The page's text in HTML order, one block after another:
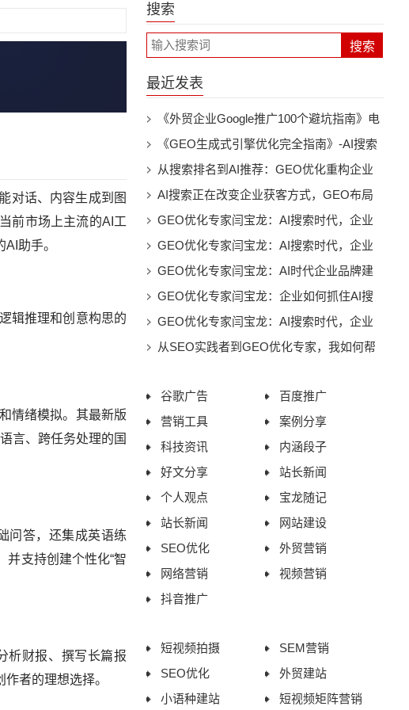
对话、内容生成到图
前市场上主流的AI工
助手。
辑推理和创意构思的
情绪模拟。其最新版
言、跨任务处理的国
问答，还集成英语练
并支持创建个性化“智
析财报、撰写长篇报
者的理想选择。
搜索
最近发表
《外贸企业Google推广100个避坑指南》电
子书下载
《GEO生成式引擎优化完全指南》-AI搜索
时代的品牌曝光与流量增长实战电子书下载
从搜索排名到AI推荐：GEO优化重构企业
数字营销新未来
AI搜索正在改变企业获客方式，GEO布局
已经成为未来趋势
GEO优化专家闫宝龙：AI搜索时代，企业
为什么必须建立自己的“AI可见性”
GEO优化专家闫宝龙：AI搜索时代，企业
如何打造属于自己的智能推荐入口
GEO优化专家闫宝龙：AI时代企业品牌建
设的新方向，让AI成为企业增长新入口
GEO优化专家闫宝龙：企业如何抓住AI搜
索时代第一波增长机会
GEO优化专家闫宝龙：AI搜索时代，企业
为什么需要重新打造自己的数字影响力
从SEO实践者到GEO优化专家，我如何帮
谷歌广告
百度推广
营销工具
案例分享
科技资讯
内涵段子
好文分享
站长新闻
个人观点
宝龙随记
站长新闻
网站建设
SEO优化
外贸营销
网络营销
视频营销
抖音推广
短视频拍摄
SEM营销
SEO优化
外贸建站
小语种建站
短视频矩阵营销